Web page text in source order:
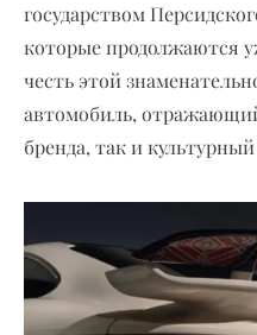
государством
которые продолжаются
честь этой
автомобиль,
бренда, так и